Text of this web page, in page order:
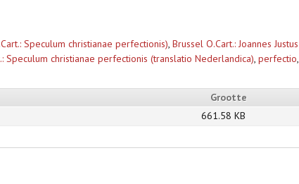
Speculum christianae perfectionis), Brussel O.Cart.: Joannes Justus
Speculum christianae perfectionis (translatio Nederlandica), perfectio,
Grootte
661.58 KB